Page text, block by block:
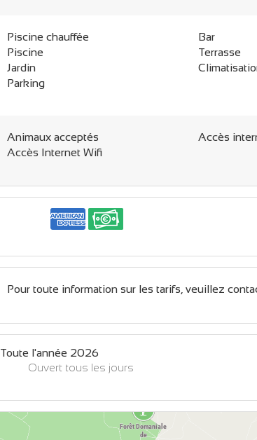
Piscine chauffée
Piscine
Jardin
Parking
Bar
Terrasse
Animaux acceptés
Accès Internet Wifi
Accès
Pour toute information sur les tarifs, veuillez
Toute l'année 2026
Ouvert tous les jours